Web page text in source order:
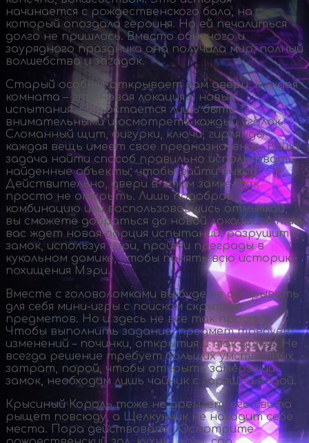
начинается с рождественского бала, на
который опоздала героиня. Но ей печалиться
долго не пришлось. Вместо обычного и
заурядного праздника она получила мир, полный
волшебства и загадок.
Старый особняк открывает вам двери. Каждая
комната – это новая локация и новые
испытания. Вам остается лишь быть
внимательными и осмотреть каждый уголок.
Сломанный щит, фигурки, ключи, гирлянды –
каждая вещь имеет свое предназначение. Ваша
задача найти способ правильно использовать
найденные объекты, чтобы найти выход.
Действительно, двери в этом замке так
просто не открыть. Лишь подобрав
комбинацию или воспользовавшись отмычкой,
вы сможете добраться до новой локации. А там
вас ждет новая порция испытаний: разрушить
замок, используя гири, пройти преграды в
кукольном домике, чтобы понять всю историю
похищения Мэри.
Вместе с головоломками вы будете открывать
для себя мини-игры с поиском скрытых
предметов. Но и здесь не все так просто.
Чтобы выполнить задание, предмет требует
изменений – починки, открытия и так далее. Не
всегда решение требует больших умственных
затрат, порой, чтобы открыть замерзший
замок, необходим лишь чайник с горящей водой.
Крысиный Король тоже не дремлет, его свита
рыщет повсюду, а Щелкунчик не находит себе
места. Пора действовать! Осмотрите